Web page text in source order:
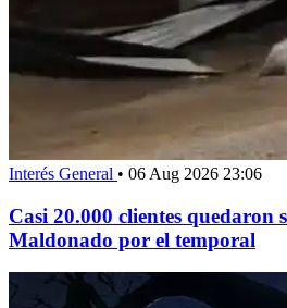
Interés General • 06 Aug 2026 23:06
Casi 20.000 clientes quedaron
Maldonado por el temporal